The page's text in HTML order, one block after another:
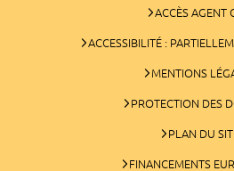
ACCÈS AGENT
ACCESSIBILITÉ :
MENTIONS
PROTECTION DES
PLAN DU
FINANCEMENTS